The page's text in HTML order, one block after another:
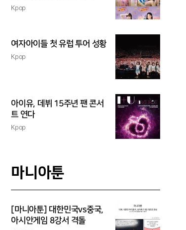
산
Kpop
여자아이들 첫 유럽 투어 성황
Kpop
아이유, 데뷔 15주년 팬 콘서
트 연다
Kpop
마니아툰
[마니아툰] 대한민국vs중국,
아시안게임 8강서 격돌